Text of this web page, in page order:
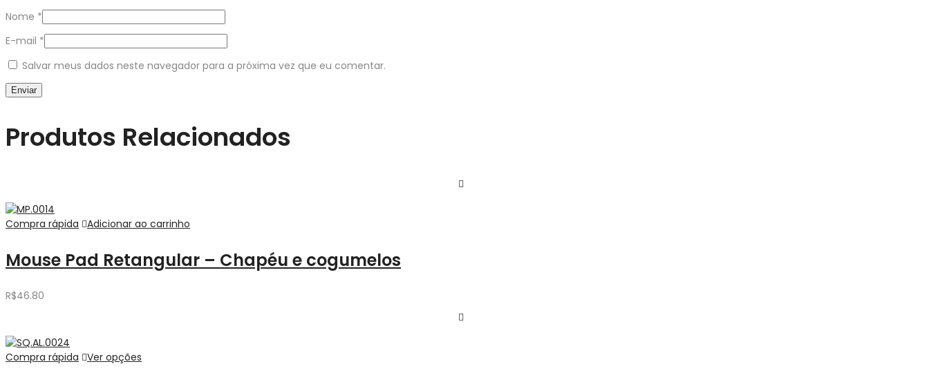
Nome *
E-mail *
Salvar meus dados neste navegador para a próxima vez que eu comentar.
Produtos Relacionados
Compra rápida Adicionar ao carrinho
Mouse Pad Retangular – Chapéu e cogumelos
R$46.80
Compra rápida Ver opções